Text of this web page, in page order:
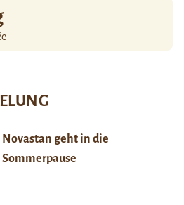
Novastan geht in die
Sommerpause